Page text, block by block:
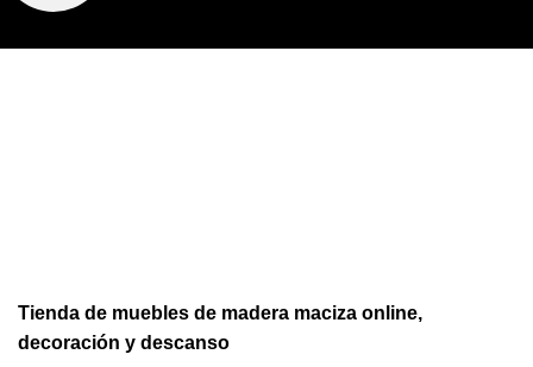
Tienda de muebles de madera maciza online,
decoración y descanso